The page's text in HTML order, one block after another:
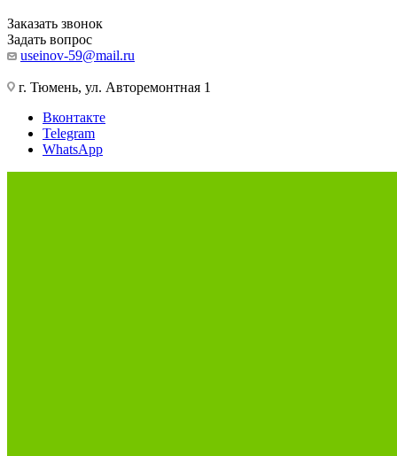
Заказать звонок
Задать вопрос
useinov-59@mail.ru
г. Тюмень, ул. Авторемонтная 1
Вконтакте
Telegram
WhatsApp